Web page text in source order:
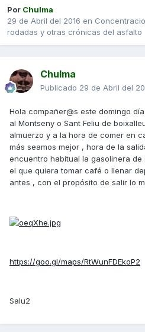
Por Chulma
29 de Abril del 2016 en
rodadas y otras crónicas del asfalto
Chulma
Publicado 29 de Abril del
Hola compañer@s este domingo
al Montseny o Sant Feliu de
almuerzo y a la hora de comer en
más seamos mejor , hora de la
encuentro habitual la gasolinera de
el que quiera tomar café o llenar
antes , con el propósito de salir lo
https://goo.gl/maps/RtWunFDEkoP2
Salu2